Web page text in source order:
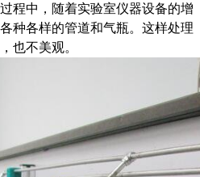
程中，随着实验室仪器设备的增
种各样的管道和气瓶。这样处理
也不美观。